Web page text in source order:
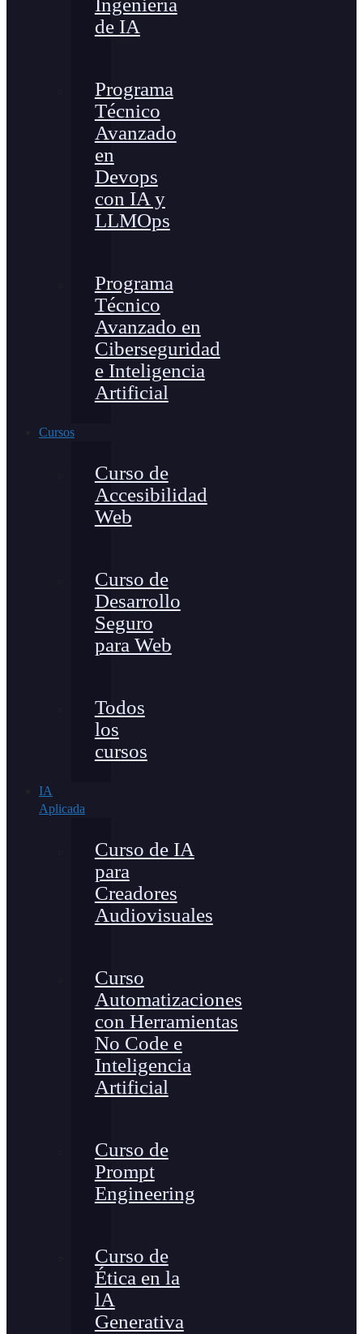
Ingeniería
de IA
Programa
Técnico
Avanzado
en
Devops
con IA y
LLMOps
Programa
Técnico
Avanzado en
Ciberseguridad
e Inteligencia
Artificial
Cursos
Curso de
Accesibilidad
Web
Curso de
Desarrollo
Seguro
para Web
Todos
los
cursos
IA
Aplicada
Curso de IA
para
Creadores
Audiovisuales
Curso
Automatizaciones
con Herramientas
No Code e
Inteligencia
Artificial
Curso de
Prompt
Engineering
Curso de
Ética en la
lA
Generativa